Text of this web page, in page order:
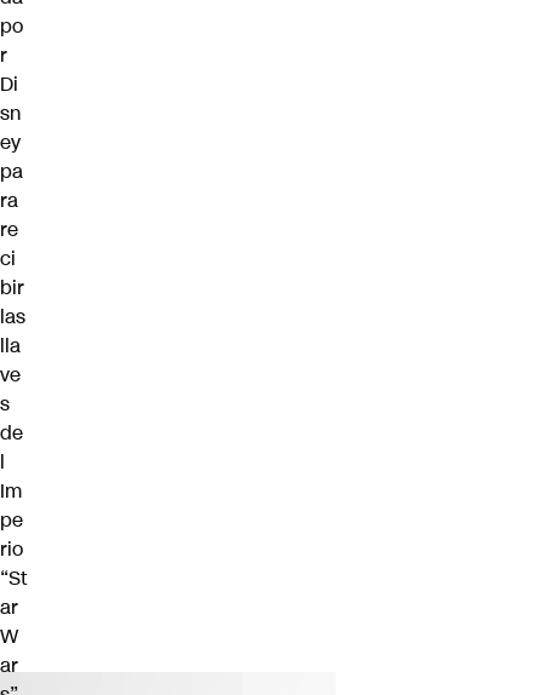
po
r
Di
sn
ey
pa
ra
re
ci
bir
las
lla
ve
s
de
l
Im
pe
rio
“St
ar
W
ar